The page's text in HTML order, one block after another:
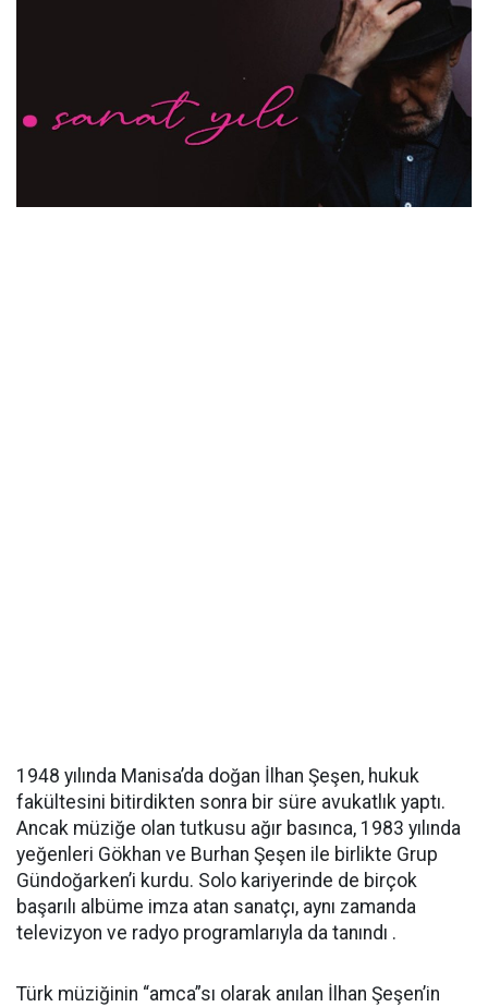
1948 yılında Manisa’da doğan İlhan Şeşen, hukuk
fakültesini bitirdikten sonra bir süre avukatlık yaptı.
Ancak müziğe olan tutkusu ağır basınca, 1983 yılında
yeğenleri Gökhan ve Burhan Şeşen ile birlikte Grup
Gündoğarken’i kurdu. Solo kariyerinde de birçok
başarılı albüme imza atan sanatçı, aynı zamanda
televizyon ve radyo programlarıyla da tanındı .
Türk müziğinin “amca”sı olarak anılan İlhan Şeşen’in